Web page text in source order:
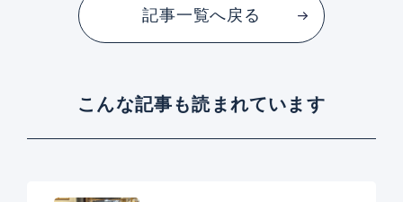
記事一覧へ戻る
こんな記事も読まれています